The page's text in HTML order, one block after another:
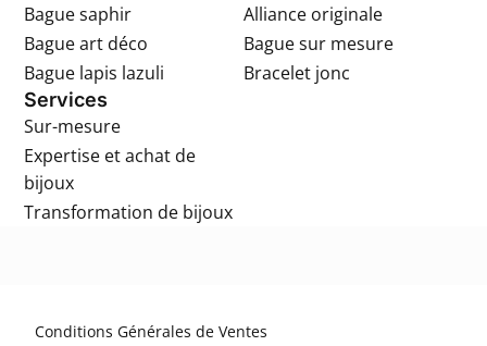
Bague saphir
Bague art déco
Bague lapis lazuli
Alliance originale
Bague sur mesure
Bracelet jonc
Services
Sur-mesure
Expertise et achat de
bijoux
Transformation de bijoux
Conditions Générales de Ventes